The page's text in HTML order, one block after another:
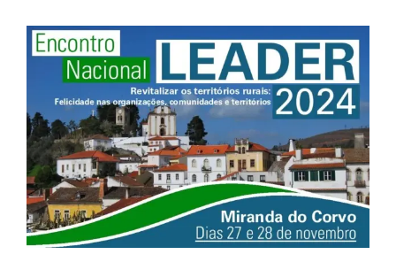
View
Larger
Image